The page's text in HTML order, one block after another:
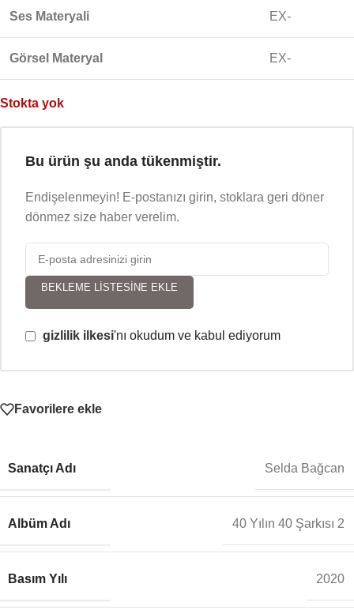
Ses Materyali EX-
Görsel Materyal EX-
Stokta yok
Bu ürün şu anda tükenmiştir.
Endişelenmeyin! E-postanızı girin, stoklara geri döner
dönmez size haber verelim.
BEKLEME LISTESINE EKLE
gizlilik ilkesi'nı okudum ve kabul ediyorum
Favorilere ekle
Sanatçı Adı Selda Bağcan
Albüm Adı 40 Yılın 40 Şarkısı 2
Basım Yılı 2020